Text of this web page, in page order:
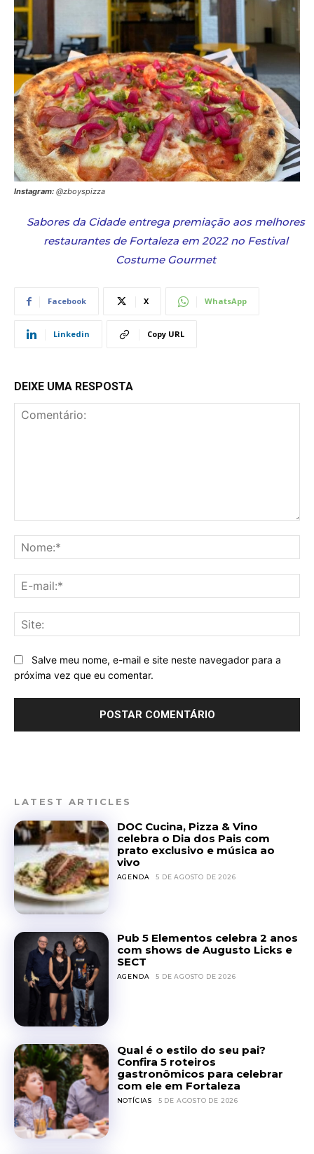
Instagram: @zboyspizza
Sabores da Cidade entrega premiação aos melhores
restaurantes de Fortaleza em 2022 no Festival
Costume Gourmet
Facebook X WhatsApp
Linkedin Copy URL
DEIXE UMA RESPOSTA
Salve meu nome, e-mail e site neste navegador para a
próxima vez que eu comentar.
LATEST ARTICLES
DOC Cucina, Pizza & Vino
celebra o Dia dos Pais com
prato exclusivo e música ao
vivo
AGENDA 5 DE AGOSTO DE 2026
Pub 5 Elementos celebra 2 anos
com shows de Augusto Licks e
SECT
AGENDA 5 DE AGOSTO DE 2026
Qual é o estilo do seu pai?
Confira 5 roteiros
gastronômicos para celebrar
com ele em Fortaleza
NOTÍCIAS 5 DE AGOSTO DE 2026